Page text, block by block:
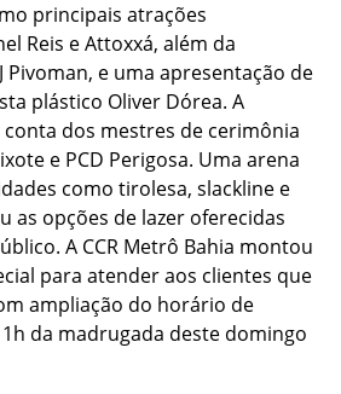
principais atrações
Reis e Attoxxá, além da
Pivoman, e uma apresentação de
plástico Oliver Dórea. A
dos mestres de cerimônia
e PCD Perigosa. Uma arena
como tirolesa, slackline e
as opções de lazer oferecidas
A CCR Metrô Bahia montou
para atender aos clientes que
ampliação do horário de
da madrugada deste domingo